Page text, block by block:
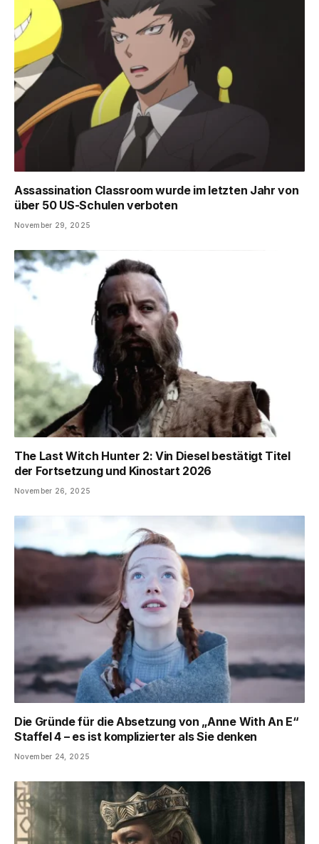
Assassination Classroom wurde im letzten Jahr von
über 50 US-Schulen verboten
November 29, 2025
The Last Witch Hunter 2: Vin Diesel bestätigt Titel
der Fortsetzung und Kinostart 2026
November 26, 2025
Die Gründe für die Absetzung von „Anne With An E“
Staffel 4 – es ist komplizierter als Sie denken
November 24, 2025